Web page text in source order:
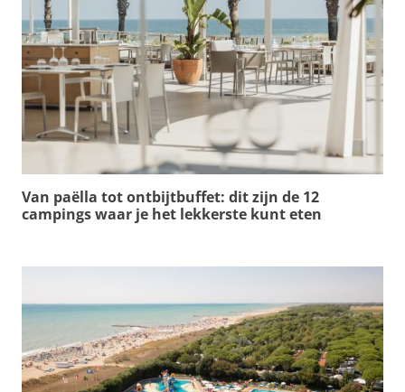
Van paëlla tot ontbijtbuffet: dit zijn de 12
campings waar je het lekkerste kunt eten